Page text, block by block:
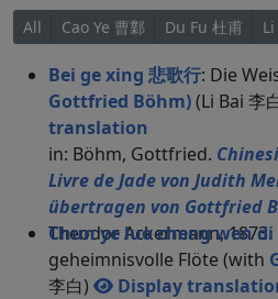
All Cao Ye 曹鄴 Du Fu 杜甫
Bei ge xing 悲歌行: Die
Gottfried Böhm)(Li Bai 李
translation
in: Böhm, Gottfried.
Livre de Jade von Judith
übertragen von Gottfried
Theodor Ackermann, 1873.
Chun ye luo cheng wen di
geheimnisvolle Flöte (with
李白)
Display